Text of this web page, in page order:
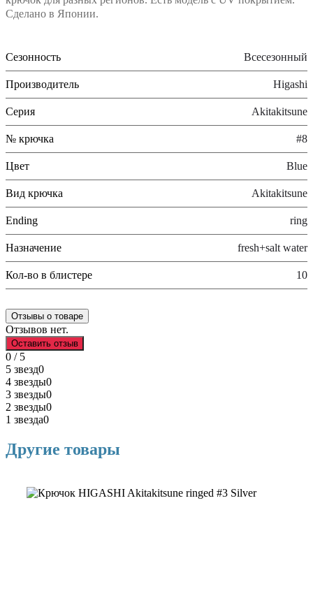
Сделано в Японии.
Сезонность Всесезонный
Производитель Higashi
Серия Akitakitsune
№ крючка #8
Цвет Blue
Вид крючка Akitakitsune
Ending ring
Назначение fresh+salt water
Кол-во в блистере 10
Отзывы о товаре
Отзывов нет.
Оставить отзыв
0 / 5
5 звезд0
4 звезды0
3 звезды0
2 звезды0
1 звезда0
Другие товары